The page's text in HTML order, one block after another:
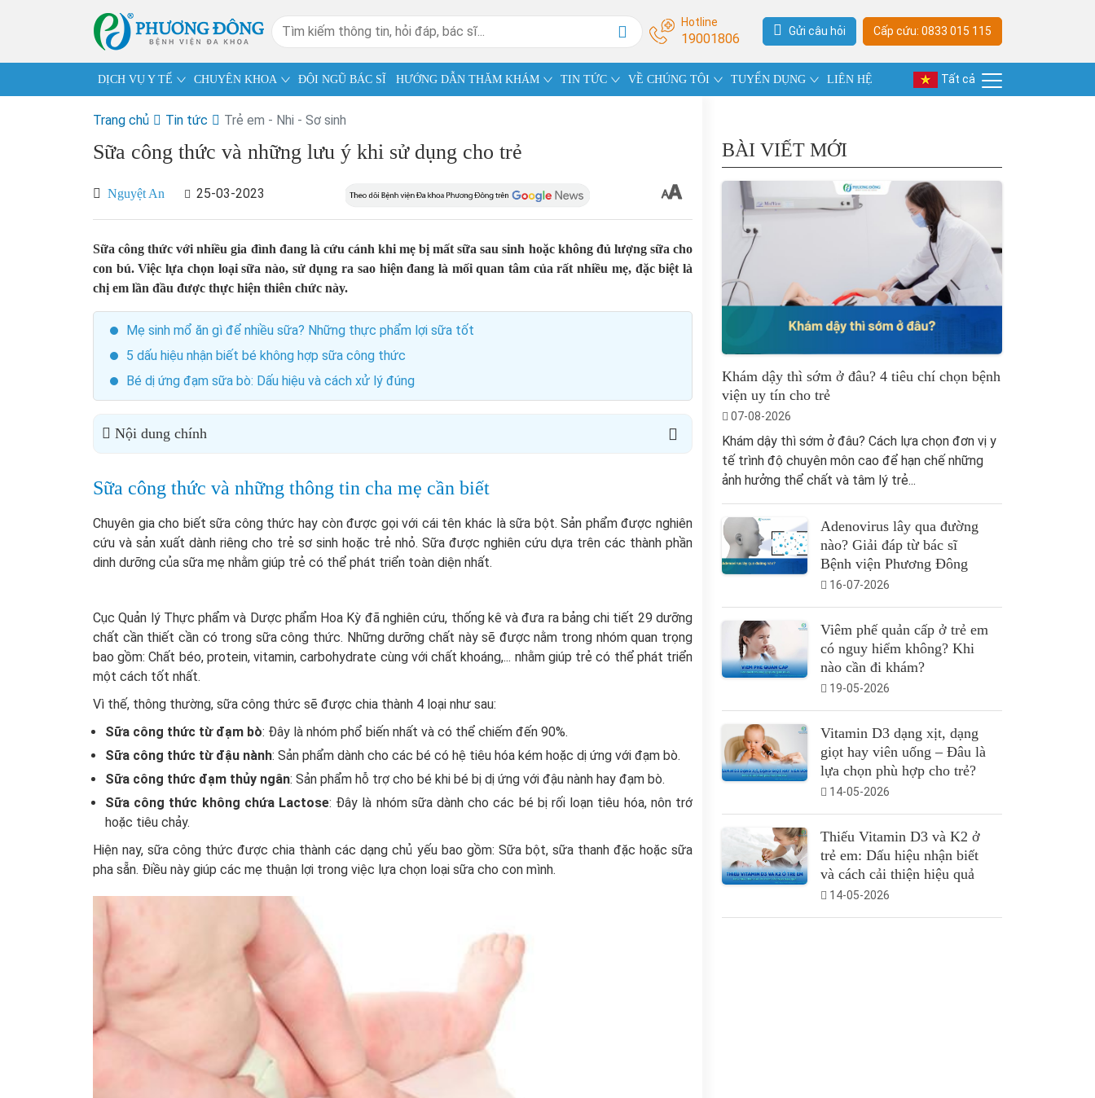
Hotline
19001806 Gửi câu hỏi Cấp cứu: 0833 015 115
DỊCH VỤ Y TẾ CHUYÊN KHOA ĐỘI NGŨ BÁC SĨ HƯỚNG DẪN THĂM KHÁM TIN TỨC VỀ CHÚNG TÔI TUYỂN DỤNG LIÊN HỆ Tất cả
Trang chủ Tin tức Trẻ em - Nhi - Sơ sinh
Sữa công thức và những lưu ý khi sử dụng cho trẻ
Nguyệt An 25-03-2023
Sữa công thức với nhiều gia đình đang là cứu cánh khi mẹ bị mất sữa sau sinh hoặc không đủ lượng sữa cho
con bú. Việc lựa chọn loại sữa nào, sử dụng ra sao hiện đang là mối quan tâm của rất nhiều mẹ, đặc biệt là
chị em lần đầu được thực hiện thiên chức này.
Mẹ sinh mổ ăn gì để nhiều sữa? Những thực phẩm lợi sữa tốt
5 dấu hiệu nhận biết bé không hợp sữa công thức
Bé dị ứng đạm sữa bò: Dấu hiệu và cách xử lý đúng
Nội dung chính
Sữa công thức và những thông tin cha mẹ cần biết
Chuyên gia cho biết sữa công thức hay còn được gọi với cái tên khác là sữa bột. Sản phẩm được nghiên
cứu và sản xuất dành riêng cho trẻ sơ sinh hoặc trẻ nhỏ. Sữa được nghiên cứu dựa trên các thành phần
dinh dưỡng của sữa mẹ nhằm giúp trẻ có thể phát triển toàn diện nhất.
Cục Quản lý Thực phẩm và Dược phẩm Hoa Kỳ đã nghiên cứu, thống kê và đưa ra bảng chi tiết 29 dưỡng
chất cần thiết cần có trong sữa công thức. Những dưỡng chất này sẽ được nằm trong nhóm quan trọng
bao gồm: Chất béo, protein, vitamin, carbohydrate cùng với chất khoáng,... nhằm giúp trẻ có thể phát triển
một cách tốt nhất.
Vì thế, thông thường, sữa công thức sẽ được chia thành 4 loại như sau:
Sữa công thức từ đạm bò: Đây là nhóm phổ biến nhất và có thể chiếm đến 90%.
Sữa công thức từ đậu nành: Sản phẩm dành cho các bé có hệ tiêu hóa kém hoặc dị ứng với đạm bò.
Sữa công thức đạm thủy ngân: Sản phẩm hỗ trợ cho bé khi bé bị dị ứng với đậu nành hay đạm bò.
Sữa công thức không chứa Lactose: Đây là nhóm sữa dành cho các bé bị rối loạn tiêu hóa, nôn trớ
hoặc tiêu chảy.
Hiện nay, sữa công thức được chia thành các dạng chủ yếu bao gồm: Sữa bột, sữa thanh đặc hoặc sữa
pha sẵn. Điều này giúp các mẹ thuận lợi trong việc lựa chọn loại sữa cho con mình.
BÀI VIẾT MỚI
Khám dậy thì sớm ở đâu? 4 tiêu chí chọn bệnh
viện uy tín cho trẻ
07-08-2026
Khám dậy thì sớm ở đâu? Cách lựa chọn đơn vị y
tế trình độ chuyên môn cao để hạn chế những
ảnh hưởng thể chất và tâm lý trẻ...
Adenovirus lây qua đường
nào? Giải đáp từ bác sĩ
Bệnh viện Phương Đông
16-07-2026
Viêm phế quản cấp ở trẻ em
có nguy hiểm không? Khi
nào cần đi khám?
19-05-2026
Vitamin D3 dạng xịt, dạng
giọt hay viên uống – Đâu là
lựa chọn phù hợp cho trẻ?
14-05-2026
Thiếu Vitamin D3 và K2 ở
trẻ em: Dấu hiệu nhận biết
và cách cải thiện hiệu quả
14-05-2026